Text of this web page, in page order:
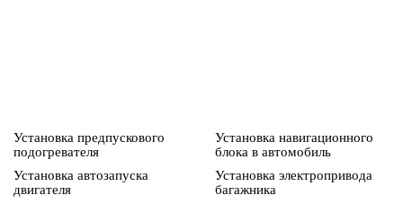
Установка предпускового
подогревателя
Установка автозапуска
двигателя
Установка навигационного
блока в автомобиль
Установка электропривода
багажника